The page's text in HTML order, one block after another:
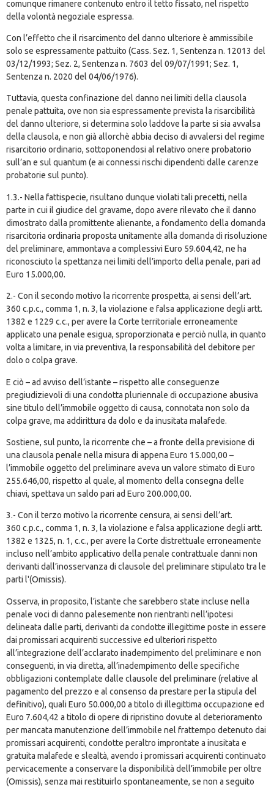
comunque rimanere contenuto entro il tetto fissato, nel rispetto
della volontà negoziale espressa.
Con l’effetto che il risarcimento del danno ulteriore è ammissibile
solo se espressamente pattuito (Cass. Sez. 1, Sentenza n. 12013 del
03/12/1993; Sez. 2, Sentenza n. 7603 del 09/07/1991; Sez. 1,
Sentenza n. 2020 del 04/06/1976).
Tuttavia, questa confinazione del danno nei limiti della clausola
penale pattuita, ove non sia espressamente prevista la risarcibilità
del danno ulteriore, si determina solo laddove la parte si sia avvalsa
della clausola, e non già allorchè abbia deciso di avvalersi del regime
risarcitorio ordinario, sottoponendosi al relativo onere probatorio
sull’an e sul quantum (e ai connessi rischi dipendenti dalle carenze
probatorie sul punto).
1.3.- Nella fattispecie, risultano dunque violati tali precetti, nella
parte in cui il giudice del gravame, dopo avere rilevato che il danno
dimostrato dalla promittente alienante, a fondamento della domanda
risarcitoria ordinaria proposta unitamente alla domanda di risoluzione
del preliminare, ammontava a complessivi Euro 59.604,42, ne ha
riconosciuto la spettanza nei limiti dell’importo della penale, pari ad
Euro 15.000,00.
2.- Con il secondo motivo la ricorrente prospetta, ai sensi dell’art.
360 c.p.c., comma 1, n. 3, la violazione e falsa applicazione degli artt.
1382 e 1229 c.c., per avere la Corte territoriale erroneamente
applicato una penale esigua, sproporzionata e perciò nulla, in quanto
volta a limitare, in via preventiva, la responsabilità del debitore per
dolo o colpa grave.
E ciò – ad avviso dell’istante – rispetto alle conseguenze
pregiudizievoli di una condotta pluriennale di occupazione abusiva
sine titulo dell’immobile oggetto di causa, connotata non solo da
colpa grave, ma addirittura da dolo e da inusitata malafede.
Sostiene, sul punto, la ricorrente che – a fronte della previsione di
una clausola penale nella misura di appena Euro 15.000,00 –
l’immobile oggetto del preliminare aveva un valore stimato di Euro
255.646,00, rispetto al quale, al momento della consegna delle
chiavi, spettava un saldo pari ad Euro 200.000,00.
3.- Con il terzo motivo la ricorrente censura, ai sensi dell’art.
360 c.p.c., comma 1, n. 3, la violazione e falsa applicazione degli artt.
1382 e 1325, n. 1, c.c., per avere la Corte distrettuale erroneamente
incluso nell’ambito applicativo della penale contrattuale danni non
derivanti dall’inosservanza di clausole del preliminare stipulato tra le
parti l'(Omissis).
Osserva, in proposito, l’istante che sarebbero state incluse nella
penale voci di danno palesemente non rientranti nell’ipotesi
delineata dalle parti, derivanti da condotte illegittime poste in essere
dai promissari acquirenti successive ed ulteriori rispetto
all’integrazione dell’acclarato inadempimento del preliminare e non
conseguenti, in via diretta, all’inadempimento delle specifiche
obbligazioni contemplate dalle clausole del preliminare (relative al
pagamento del prezzo e al consenso da prestare per la stipula del
definitivo), quali Euro 50.000,00 a titolo di illegittima occupazione ed
Euro 7.604,42 a titolo di opere di ripristino dovute al deterioramento
per mancata manutenzione dell’immobile nel frattempo detenuto dai
promissari acquirenti, condotte peraltro improntate a inusitata e
gratuita malafede e slealtà, avendo i promissari acquirenti continuato
pervicacemente a conservare la disponibilità dell’immobile per oltre
(Omissis), senza mai restituirlo spontaneamente, se non a seguito